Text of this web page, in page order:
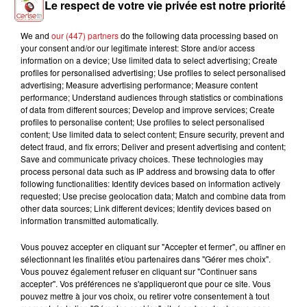
LOUANE
La Pluie
MAROON 5
This Love
SOUND OF LEGEND
San Francisco
L'HOROSCOPE
Bélier Taureau Gémeaux
Le respect de votre vie privée est notre priorité
We and our (447) partnersdo the following data processing based on
your consent and/or our legitimate interest: Store and/or access
information on a device; Use limited data to select advertising; Create
profiles for personalised advertising; Use profiles to select personalised
advertising; Measure advertising performance; Measure content
performance; Understand audiences through statistics or combinations
of data from different sources; Develop and improve services; Create
profiles to personalise content; Use profiles to select personalised
content; Use limited data to select content; Ensure security, prevent and
detect fraud, and fix errors; Deliver and present advertising and content;
Save and communicate privacy choices. These technologies may
process personal data such as IP address and browsing data to offer
following functionalities: Identify devices based on information actively
requested; Use precise geolocation data; Match and combine data from
other data sources; Link different devices; Identify devices based on
information transmitted automatically.
Vous pouvez accepter en cliquant sur "Accepter et fermer", ou affiner en
sélectionnant les finalités et/ou partenaires dans "Gérer mes choix".
Vous pouvez également refuser en cliquant sur "Continuer sans
accepter". Vos préférences ne s'appliqueront que pour ce site. Vous
pouvez mettre à jour vos choix, ou retirer votre consentement à tout